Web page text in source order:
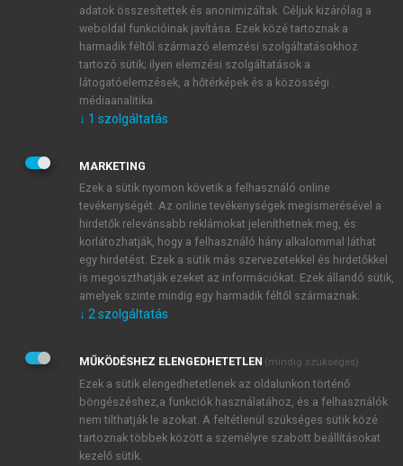
E-MAIL-CÍM
JELSZÓ
JELSZÓ ÚJRA
Kérek értesítést a MeRSZ újdonságairól, akcióiról.
Kérek értesítést az Akadémiai Kiadó Zrt. újdonságairól,
Adatkezelési tájékoztatóbanfoglaltakat tudomásul
veszem és elfogadom.
Általános vásárlási feltételeket, valamint a szotar.netés a
mersz.huoldalak licencszerződéseiben foglaltakat
tudomásul veszem és elfogadom.
adatok összesítettek és anonimizáltak. Céljuk kizárólag a
weboldal funkcióinak javítása. Ezek közé tartoznak a
harmadik féltől származó elemzési szolgáltatásokhoz
tartozó sütik; ilyen elemzési szolgáltatások a
látogatóelemzések, a hőtérképek és a közösségi
médiaanalitika.
↓ 1 szolgáltatás
MARKETING
Ezek a sütik nyomon követik a felhasználó online
tevékenységét. Az online tevékenységek megismerésével a
hirdetők relevánsabb reklámokat jeleníthetnek meg, és
korlátozhatják, hogy a felhasználó hány alkalommal láthat
egy hirdetést. Ezek a sütik más szervezetekkel és hirdetőkkel
is megoszthatják ezeket az információkat. Ezek állandó sütik,
amelyek szinte mindig egy harmadik féltől származnak.
↓ 2 szolgáltatás
MŰKÖDÉSHEZ ELENGEDHETETLEN (mindig szükséges)
Ezek a sütik elengedhetetlenek az oldalunkon történő
böngészéshez,a funkciók használatához, és a felhasználók
nem tilthatják le azokat. A feltétlenül szükséges sütik közé
tartoznak többek között a személyre szabott beállításokat
kezelő sütik.